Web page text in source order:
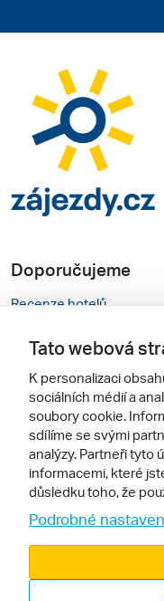
Doporučujeme
Recenze hotelů
Rady na cestu
Cestovní kanceláře
Zájazdy.sk
Sledujte nás
Tato webová
K personalizaci
sociálních médií a
soubory cookie.
sdílíme se svými
analýzy. Partneři tyto
informacemi, které
důsledku toho, že
Podrobné